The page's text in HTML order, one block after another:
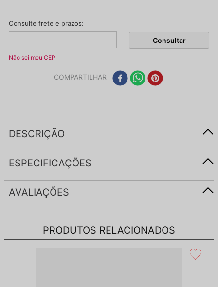
Não sei meu CEP
COMPARTILHAR
DESCRIÇÃO
ESPECIFICAÇÕES
AVALIAÇÕES
PRODUTOS RELACIONADOS